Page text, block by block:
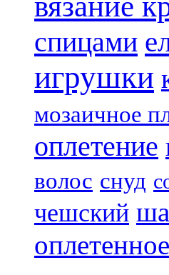
спицами
игрушки
мозаичное
оплетение
волос снуд
чешский
оплетенное